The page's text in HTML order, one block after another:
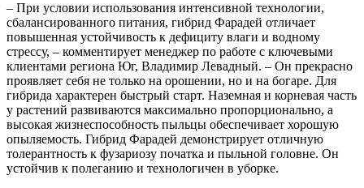
– При условии использования интенсивной технологии,
сбалансированного питания, гибрид Фарадей отличает
повышенная устойчивость к дефициту влаги и водному
стрессу, – комментирует менеджер по работе с ключевыми
клиентами региона Юг, Владимир Левадный. – Он прекрасно
проявляет себя не только на орошении, но и на богаре. Для
гибрида характерен быстрый старт. Наземная и корневая часть
у растений развиваются максимально пропорционально, а
высокая жизнеспособность пыльцы обеспечивает хорошую
опыляемость. Гибрид Фарадей демонстрирует отличную
толерантность к фузариозу початка и пыльной головне. Он
устойчив к полеганию и технологичен в уборке.